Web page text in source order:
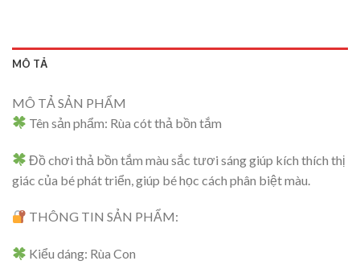
MÔ TẢ
MÔ TẢ SẢN PHẨM
Tên sản phẩm: Rùa cót thả bồn tắm
Đồ chơi thả bồn tắm màu sắc tươi sáng giúp kích thích thị
giác của bé phát triển, giúp bé học cách phân biệt màu.
THÔNG TIN SẢN PHẨM:
Kiểu dáng: Rùa Con